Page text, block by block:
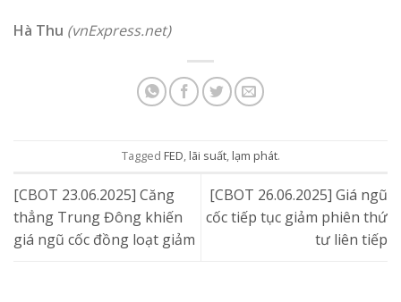
Hà Thu (vnExpress.net)
Tagged FED, lãi suất, lạm phát.
[CBOT 23.06.2025] Căng
thẳng Trung Đông khiến
giá ngũ cốc đồng loạt giảm
[CBOT 26.06.2025] Giá ngũ
cốc tiếp tục giảm phiên thứ
tư liên tiếp